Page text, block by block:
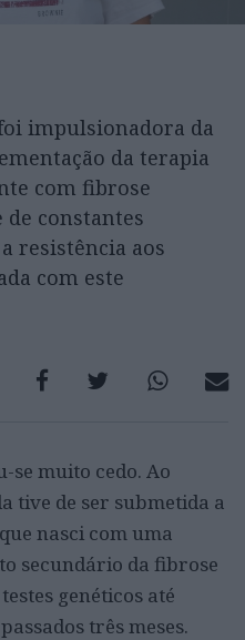
impulsionadora da
da terapia
com fibrose
de constantes
resistência aos
com este
se muito cedo. Ao
tive de ser submetida a
nasci com uma
secundário da fibrose
genéticos até
três meses.